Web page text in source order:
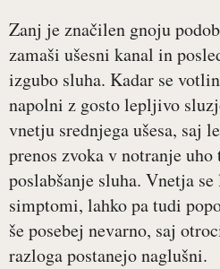
Zanj je značilen gnoju
zamaši ušesni kanal in
izgubo sluha. Kadar se
napolni z gosto lepljivo
vnetju srednjega ušesa, saj
prenos zvoka v notranje
poslabšanje sluha. Vnetja
simptomi, lahko pa tudi
še posebej nevarno, saj
razloga postanejo naglušni.